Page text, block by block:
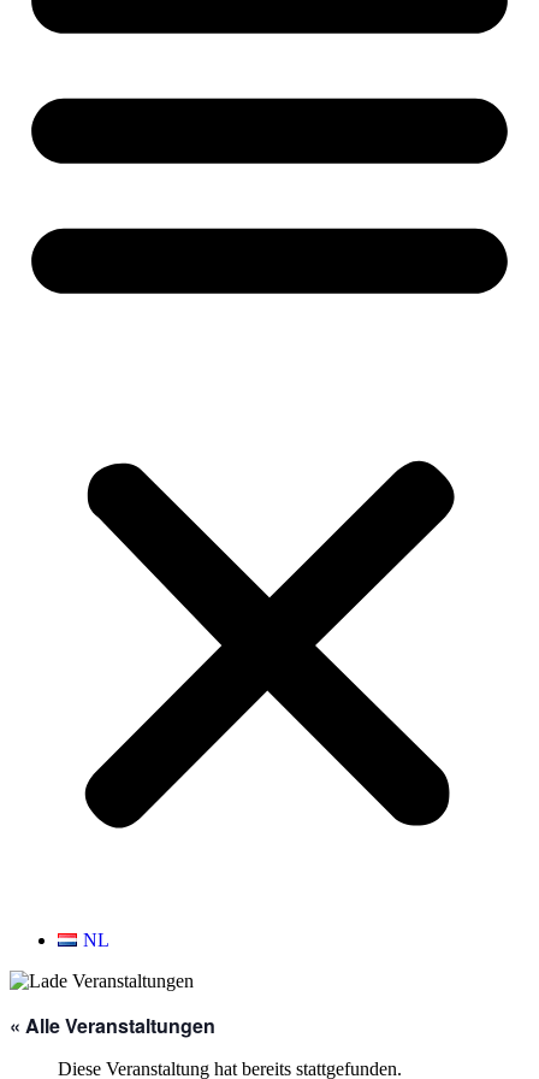
NL
« Alle Veranstaltungen
Diese Veranstaltung hat bereits stattgefunden.